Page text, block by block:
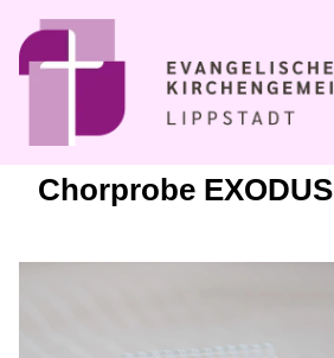
Chorprobe EXODUS